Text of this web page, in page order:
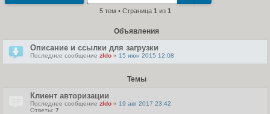
н
5 тем • Страница 1 из 1
Объявления
Описание и ссылки для загрузки
Последнее сообщение zldo « 15 июн 2015 12:08
Темы
Клиент авторизации
Последнее сообщение zldo « 19 авг 2017 23:42
Ответы: 7